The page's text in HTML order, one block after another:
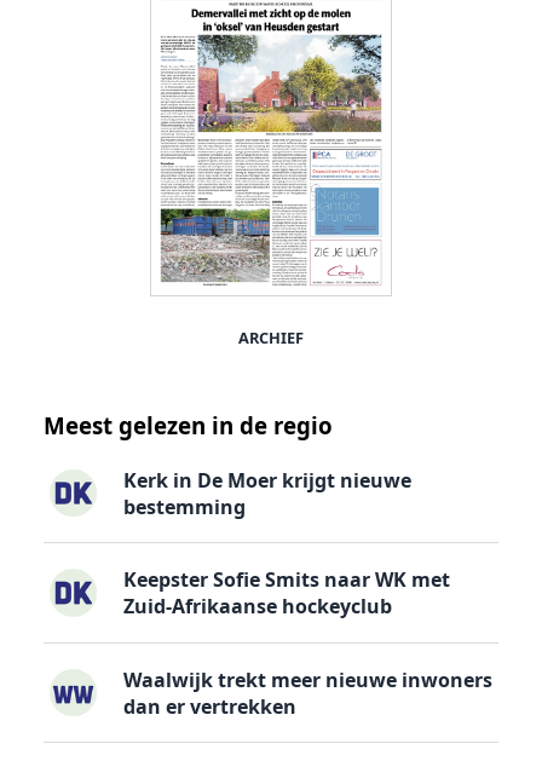
ARCHIEF
Meest gelezen in de regio
Kerk in De Moer krijgt nieuwe
bestemming
Keepster Sofie Smits naar WK met
Zuid-Afrikaanse hockeyclub
Waalwijk trekt meer nieuwe inwoners
dan er vertrekken